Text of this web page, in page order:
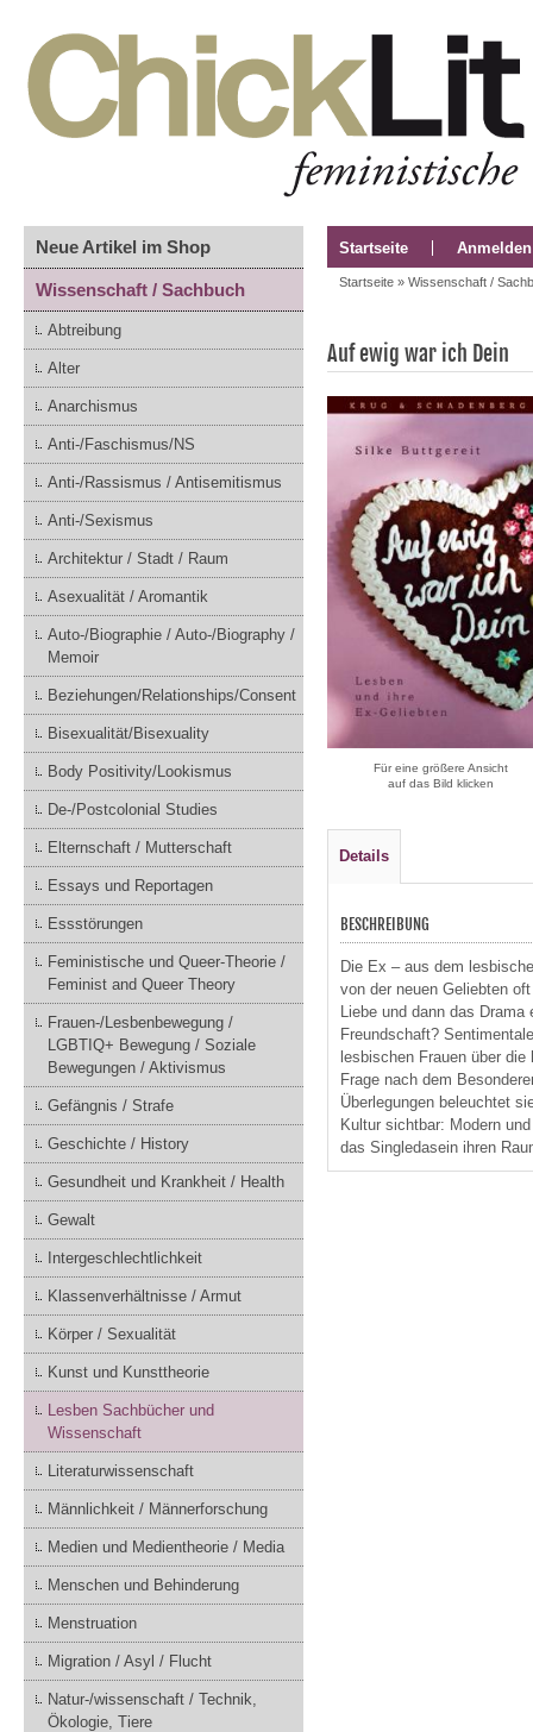
Neue Artikel im Shop
Wissenschaft / Sachbuch
Abtreibung
Alter
Anarchismus
Anti-/Faschismus/NS
Anti-/Rassismus / Antisemitismus
Anti-/Sexismus
Architektur / Stadt / Raum
Asexualität / Aromantik
Auto-/Biographie / Auto-/Biography /
Memoir
Beziehungen/Relationships/Consent
Bisexualität/Bisexuality
Body Positivity/Lookismus
De-/Postcolonial Studies
Elternschaft / Mutterschaft
Essays und Reportagen
Essstörungen
Feministische und Queer-Theorie /
Feminist and Queer Theory
Frauen-/Lesbenbewegung /
LGBTIQ+ Bewegung / Soziale
Bewegungen / Aktivismus
Gefängnis / Strafe
Geschichte / History
Gesundheit und Krankheit / Health
Gewalt
Intergeschlechtlichkeit
Klassenverhältnisse / Armut
Körper / Sexualität
Kunst und Kunsttheorie
Lesben Sachbücher und
Wissenschaft
Literaturwissenschaft
Männlichkeit / Männerforschung
Medien und Medientheorie / Media
Menschen und Behinderung
Menstruation
Migration / Asyl / Flucht
Natur-/wissenschaft / Technik,
Ökologie, Tiere
Startseite Anmelden
Startseite » Wissenschaft /
Auf ewig war ich Dein
Für eine größere Ansicht
auf das Bild klicken
Details
BESCHREIBUNG
Die Ex – aus dem
von der neuen Geliebten
Liebe und dann das
Freundschaft?
lesbischen Frauen über
Frage nach dem
Überlegungen beleuchtet
Kultur sichtbar: Modern
das Singledasein ihren